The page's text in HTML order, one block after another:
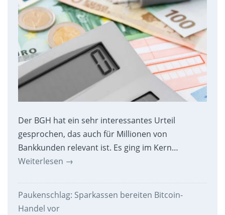
Der BGH hat ein sehr interessantes Urteil
gesprochen, das auch für Millionen von
Bankkunden relevant ist. Es ging im Kern…
Weiterlesen →
Paukenschlag: Sparkassen bereiten Bitcoin-
Handel vor